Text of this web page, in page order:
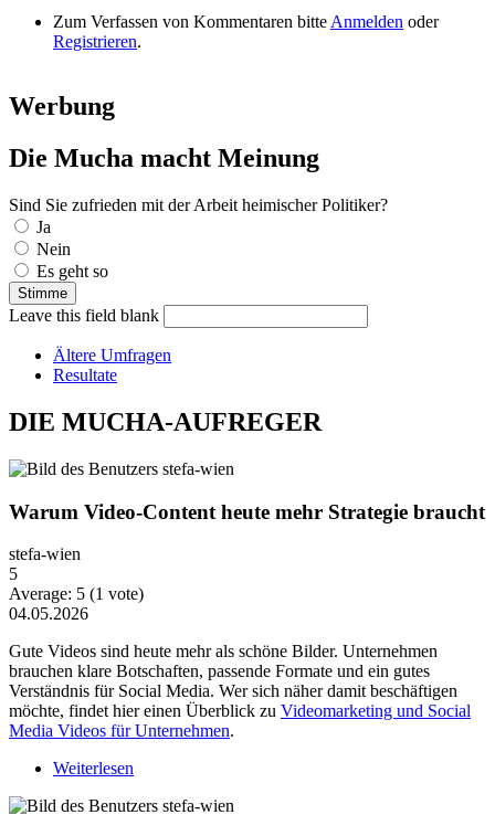
Zum Verfassen von Kommentaren bitte Anmelden oder
Registrieren.
Werbung
Die Mucha macht Meinung
Sind Sie zufrieden mit der Arbeit heimischer Politiker?
Auswahlmöglichkeiten
Ja
Nein
Es geht so
Leave this field blank
Ältere Umfragen
Resultate
DIE MUCHA-AUFREGER
Warum Video-Content heute mehr Strategie braucht
stefa-wien
5
Average: 5 (1 vote)
04.05.2026
Gute Videos sind heute mehr als schöne Bilder. Unternehmen
brauchen klare Botschaften, passende Formate und ein gutes
Verständnis für Social Media. Wer sich näher damit beschäftigen
möchte, findet hier einen Überblick zu Videomarketing und Social
Media Videos für Unternehmen.
Weiterlesen